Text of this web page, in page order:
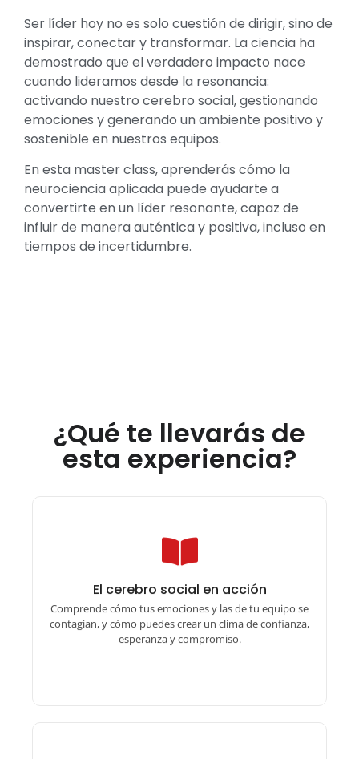
Ser líder hoy no es solo cuestión de dirigir, sino de
inspirar, conectar y transformar. La ciencia ha
demostrado que el verdadero impacto nace
cuando lideramos desde la resonancia:
activando nuestro cerebro social, gestionando
emociones y generando un ambiente positivo y
sostenible en nuestros equipos.
En esta master class, aprenderás cómo la
neurociencia aplicada puede ayudarte a
convertirte en un líder resonante, capaz de
influir de manera auténtica y positiva, incluso en
tiempos de incertidumbre.
¿Qué te llevarás de
esta experiencia?
El cerebro social en acción
Comprende cómo tus emociones y las de tu equipo se
contagian, y cómo puedes crear un clima de confianza,
esperanza y compromiso.